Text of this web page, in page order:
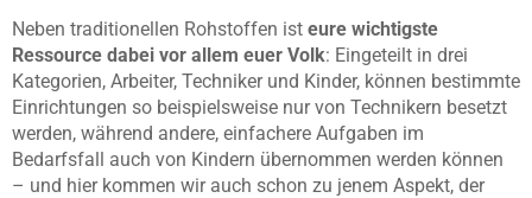
Neben traditionellen Rohstoffen ist eure wichtigste
Ressource dabei vor allem euer Volk: Eingeteilt in drei
Kategorien, Arbeiter, Techniker und Kinder, können bestimmte
Einrichtungen so beispielsweise nur von Technikern besetzt
werden, während andere, einfachere Aufgaben im
Bedarfsfall auch von Kindern übernommen werden können
– und hier kommen wir auch schon zu jenem Aspekt, der